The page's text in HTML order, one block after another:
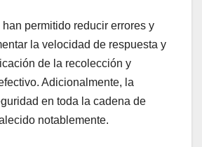
permitido reducir errores y
la velocidad de respuesta y
de la recolección y
Adicionalmente, la
en toda la cadena de
notablemente.